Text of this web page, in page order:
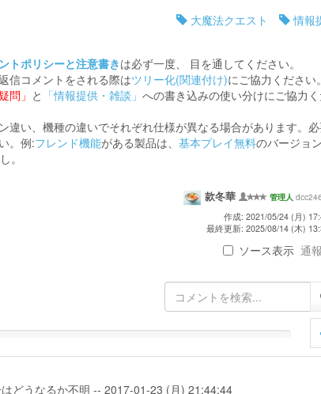
大魔法クエスト
情報
トポリシーと注意書きは必ず一度、 目を通してください。
信コメントをされる際はツリー化(関連付け)にご協力ください
問」 と 「情報提供・雑談」への書き込みの使い分けにご協力
い、機種の違いでそれぞれ仕様が異なる場合があります。
。例:フレンド機能がある製品は、基本プレイ無料のバージョ
。
款冬華 管理人
作成: 2021/05/24 (月)
最終更新: 2025/08/14 (木)
ソース表示 通
どうなるか不明 -- 2017-01-23 (月) 21:44:44